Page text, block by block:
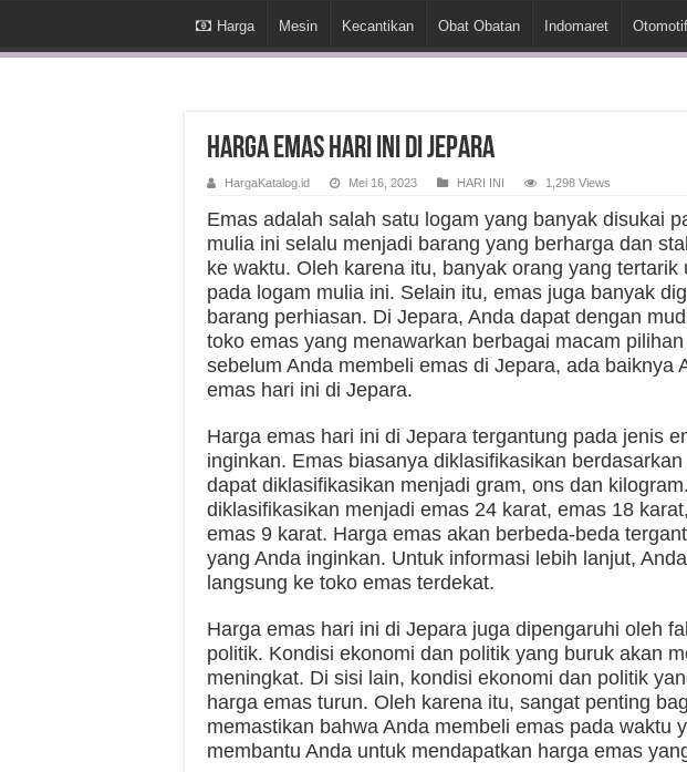
Harga Mesin Kecantikan Obat Obatan Indomaret Otomotif
Harga Emas Hari Ini di Jepara
HargaKatalog.id Mei 16, 2023 HARI INI 1,298 Views
Emas adalah salah satu logam yang banyak disukai
mulia ini selalu menjadi barang yang berharga dan
ke waktu. Oleh karena itu, banyak orang yang tertarik
pada logam mulia ini. Selain itu, emas juga banyak
barang perhiasan. Di Jepara, Anda dapat dengan
toko emas yang menawarkan berbagai macam
sebelum Anda membeli emas di Jepara, ada baiknya
emas hari ini di Jepara.
Harga emas hari ini di Jepara tergantung pada jenis
inginkan. Emas biasanya diklasifikasikan
dapat diklasifikasikan menjadi gram, ons dan
diklasifikasikan menjadi emas 24 karat, emas 18
emas 9 karat. Harga emas akan berbeda-beda
yang Anda inginkan. Untuk informasi lebih lanjut,
langsung ke toko emas terdekat.
Harga emas hari ini di Jepara juga dipengaruhi oleh
politik. Kondisi ekonomi dan politik yang buruk akan
meningkat. Di sisi lain, kondisi ekonomi dan politik
harga emas turun. Oleh karena itu, sangat penting
memastikan bahwa Anda membeli emas pada waktu
membantu Anda untuk mendapatkan harga emas